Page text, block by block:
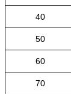
40
50
60
70